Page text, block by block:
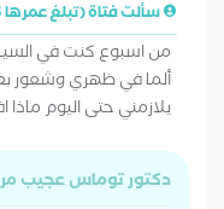
سألت فتاة (تبلغ عمرها 25 سنة)
من اسبوع كنت في
ألما في ظهري وشعور
يلازمني حتى اليوم ماذا
دكتور توماس عجيب